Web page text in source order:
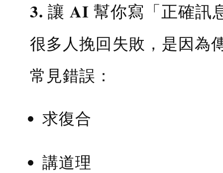
3. 讓 AI 幫你寫「正確訊
很多人挽回失敗，是因為
常見錯誤：
求復合
講道理